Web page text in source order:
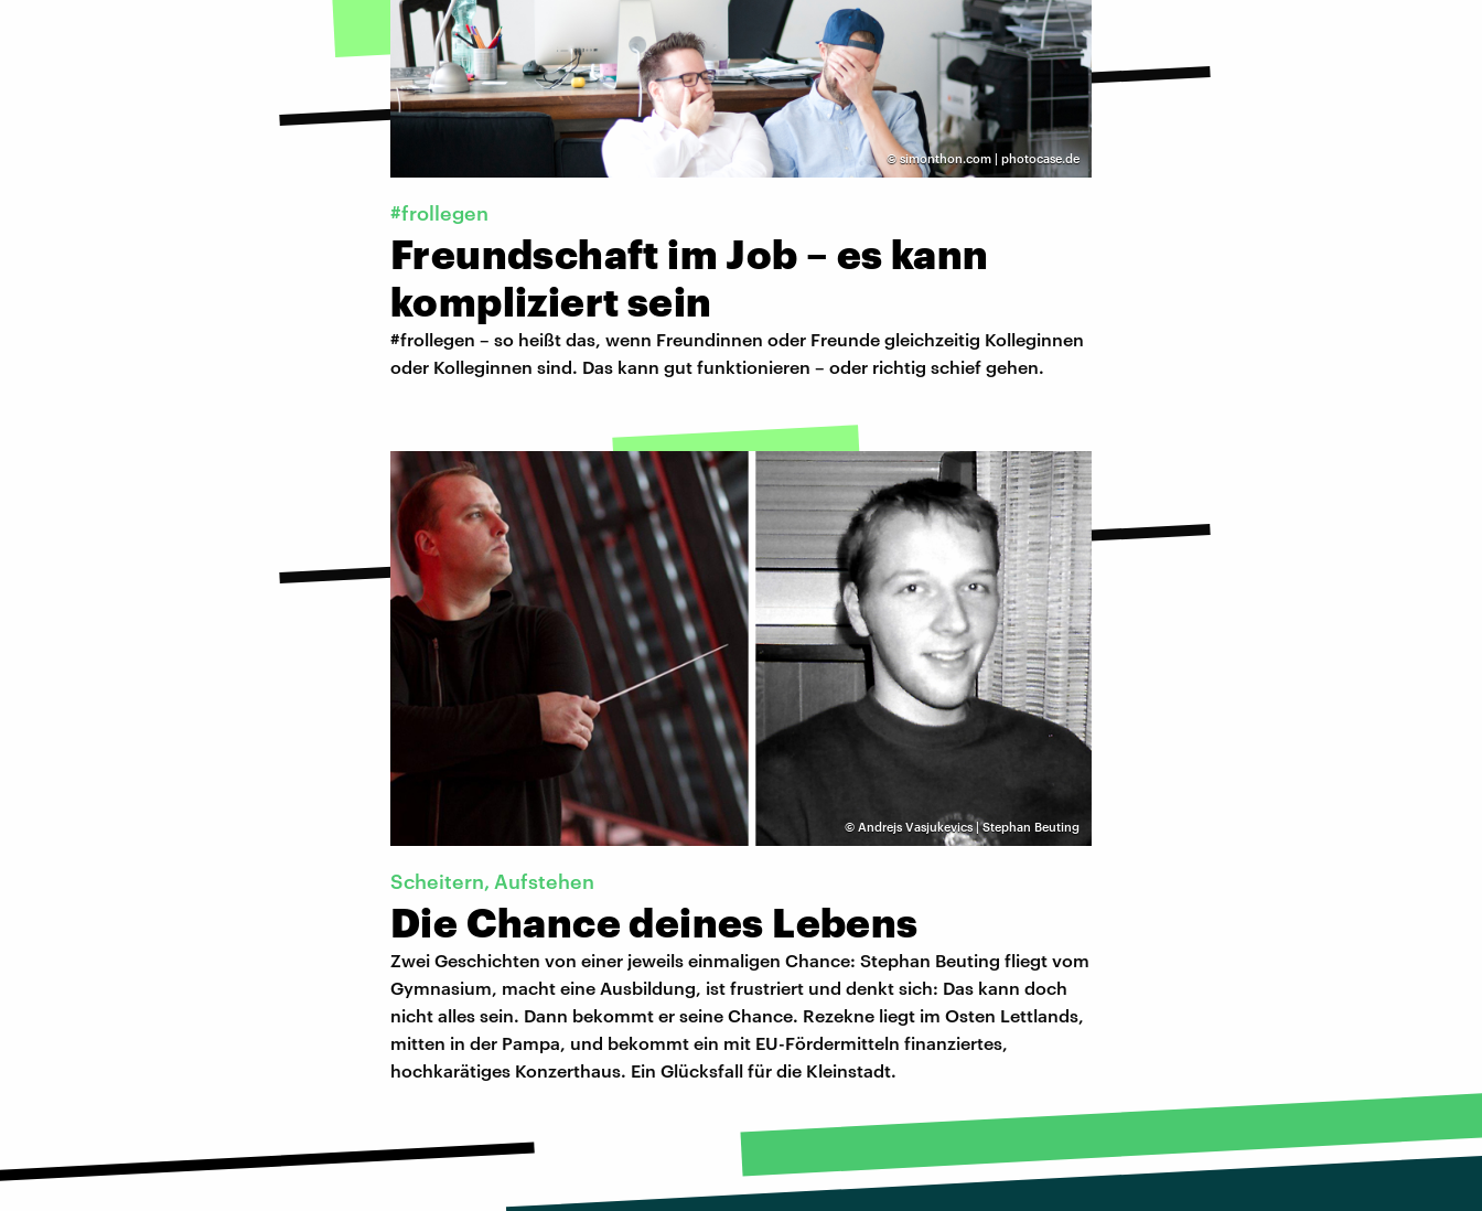
©simonthon.com | photocase.de
#frollegen
Freundschaft im Job – es kann
kompliziert sein
#frollegen – so heißt das, wenn Freundinnen oder Freunde gleichzeitig Kolleginnen
oder Kolleginnen sind. Das kann gut funktionieren – oder richtig schief gehen.
© Andrejs Vasjukevics | Stephan Beuting
Scheitern, Aufstehen
Die Chance deines Lebens
Zwei Geschichten von einer jeweils einmaligen Chance: Stephan Beuting fliegt vom
Gymnasium, macht eine Ausbildung, ist frustriert und denkt sich: Das kann doch
nicht alles sein. Dann bekommt er seine Chance. Rezekne liegt im Osten Lettlands,
mitten in der Pampa, und bekommt ein mit EU-Fördermitteln finanziertes,
hochkarätiges Konzerthaus. Ein Glücksfall für die Kleinstadt.